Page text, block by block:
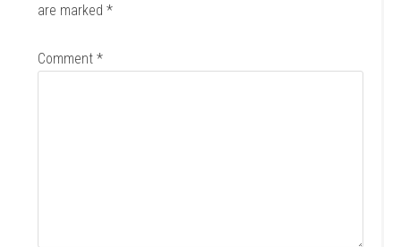
are marked*
Comment*